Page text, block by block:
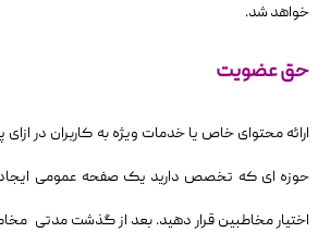
خواهد شد.
حق عضویت
ارائه محتوای خاص یا خدمات ویژه به کاربران در
حوزه ای که تخصص دارید یک صفحه عمومی ایجاد
اختیار مخاطبین قرار دهید. بعد از گذشت مدتی